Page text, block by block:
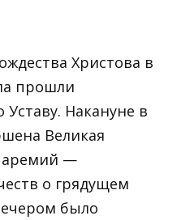
Христова в
прошли
Уставу. Накануне в
Великая
—
о грядущем
было